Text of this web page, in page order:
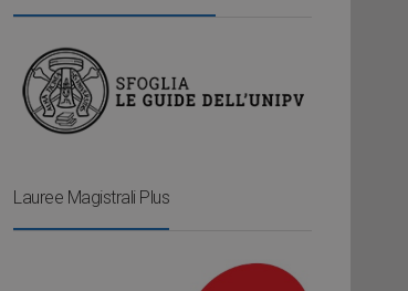
Lauree Magistrali Plus